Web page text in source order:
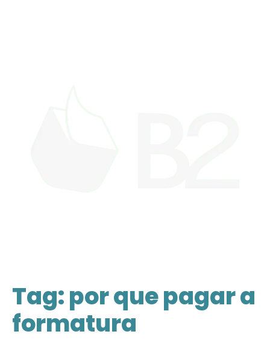
Tag:por que pagar a
formatura